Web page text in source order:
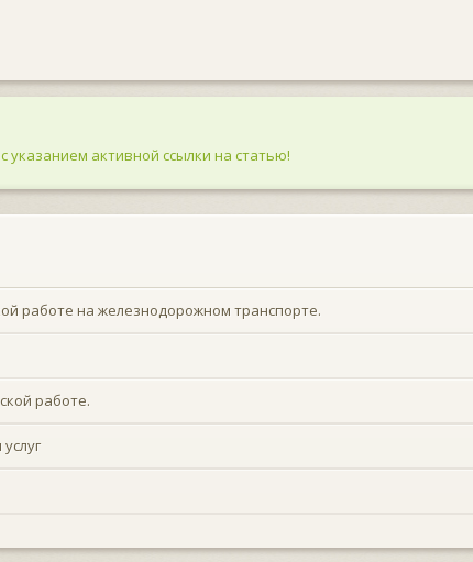
указанием активной ссылки на статью!
работе на железнодорожном транспорте.
работе.